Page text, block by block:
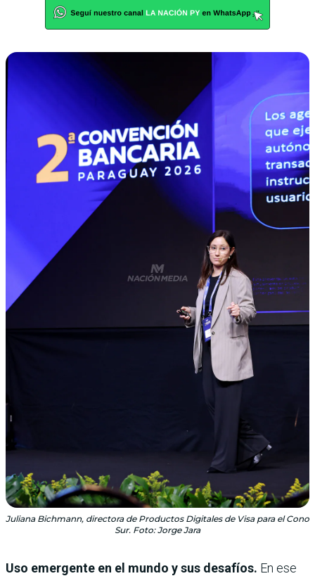
Juliana Bichmann, directora de Productos Digitales de Visa para el Cono
Sur. Foto: Jorge Jara
Uso emergente en el mundo y sus desafíos. En ese